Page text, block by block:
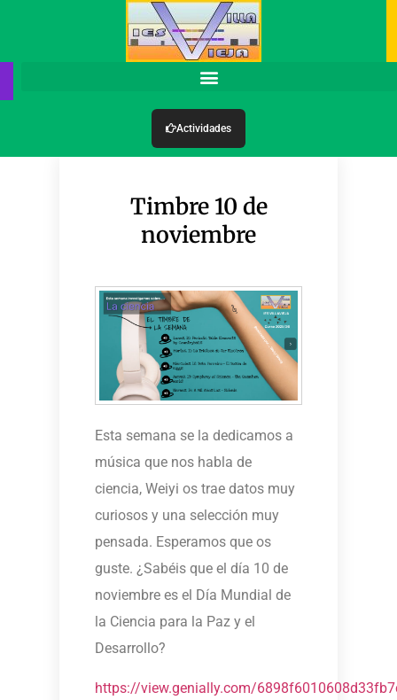
Actividades
Timbre 10 de
noviembre
Esta semana se la dedicamos a
música que nos habla de
ciencia, Weiyi os trae datos muy
curiosos y una selección muy
pensada. Esperamos que os
guste. ¿Sabéis que el día 10 de
noviembre es el Día Mundial de
la Ciencia para la Paz y el
Desarrollo?
https://view.genially.com/